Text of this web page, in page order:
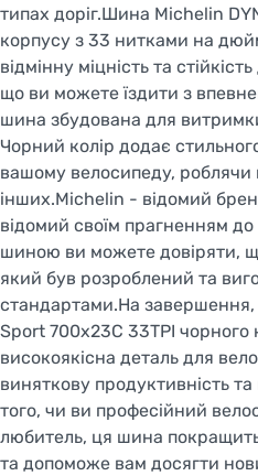
типах доріг.Шина Michelin
корпусу з 33 нитками на
відмінну міцність та
що ви можете їздити з
шина збудована для
Чорний колір додає
вашому велосипеду, роблячи
інших.Michelin - відомий
відомий своїм прагненням до
шиною ви можете довіряти,
який був розроблений та
стандартами.На
Sport 700x23C 33TPI чорного
високоякісна деталь для
виняткову продуктивність
того, чи ви професійний
любитель, ця шина
та допоможе вам досягти